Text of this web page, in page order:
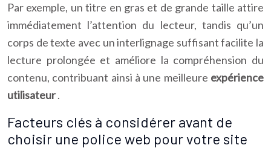
Par exemple, un titre en gras et de grande taille attire
immédiatement l’attention du lecteur, tandis qu’un
corps de texte avec un interlignage suffisant facilite la
lecture prolongée et améliore la compréhension du
contenu, contribuant ainsi à une meilleure expérience
utilisateur.
Facteurs clés à considérer avant de
choisir une police web pour votre site